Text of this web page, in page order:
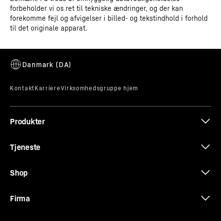
Det er ikke alle fryseskabe, der står i et opvarmet rum –
enkelte står også i kolde garager eller skur. Så er det
godt, at din Liebherr ikke har problemer med kolde
omgivelsestemperaturer ned til -15 °C og garanterer en
sikker drift.
CE-certifikat
forbeholder vi os ret til tekniske ændringer, og der kan
forekomme fejl og afvigelser i billed- og tekstindhold i forhold
til det originale apparat.
Produkter
Tjeneste
Shop
Firma